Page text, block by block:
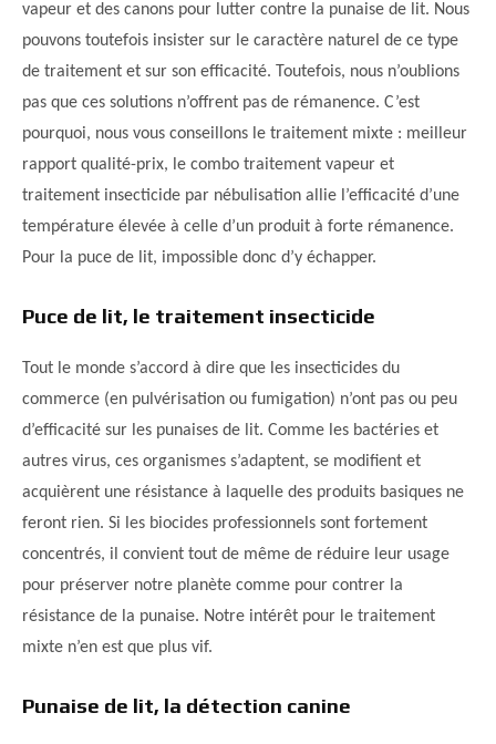
vapeur et des canons pour lutter contre la punaise de lit. Nous
pouvons toutefois insister sur le caractère naturel de ce type
de traitement et sur son efficacité. Toutefois, nous n’oublions
pas que ces solutions n’offrent pas de rémanence. C’est
pourquoi, nous vous conseillons le traitement mixte : meilleur
rapport qualité-prix, le combo traitement vapeur et
traitement insecticide par nébulisation allie l’efficacité d’une
température élevée à celle d’un produit à forte rémanence.
Pour la puce de lit, impossible donc d’y échapper.
Puce de lit, le traitement insecticide
Tout le monde s’accord à dire que les insecticides du
commerce (en pulvérisation ou fumigation) n’ont pas ou peu
d’efficacité sur les punaises de lit. Comme les bactéries et
autres virus, ces organismes s’adaptent, se modifient et
acquièrent une résistance à laquelle des produits basiques ne
feront rien. Si les biocides professionnels sont fortement
concentrés, il convient tout de même de réduire leur usage
pour préserver notre planète comme pour contrer la
résistance de la punaise. Notre intérêt pour le traitement
mixte n’en est que plus vif.
Punaise de lit, la détection canine